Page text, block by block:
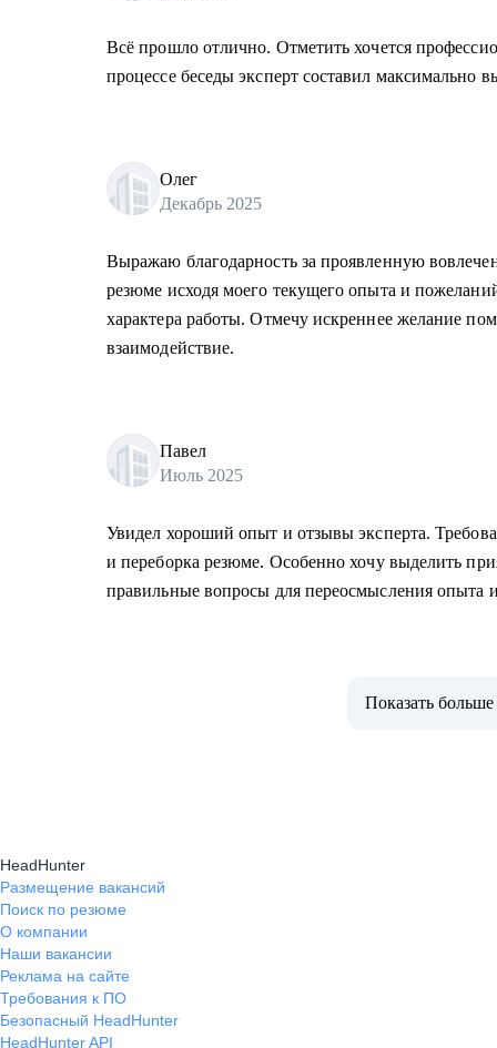
Всё прошло отлично. Отметить хочется
процессе беседы эксперт составил максимально
Олег
Декабрь 2025
Выражаю благодарность за проявленную
резюме исходя моего текущего опыта и
характера работы. Отмечу искреннее желание
взаимодействие.
Павел
Июль 2025
Увидел хороший опыт и отзывы эксперта.
и переборка резюме. Особенно хочу выделить
правильные вопросы для переосмысления опыта
Показать
HeadHunter
Размещение вакансий
Поиск по резюме
О компании
Наши вакансии
Реклама на сайте
Требования к ПО
Безопасный HeadHunter
HeadHunter API